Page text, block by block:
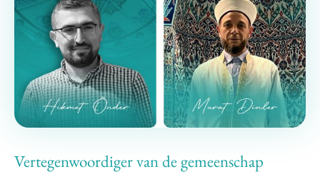
Vertegenwoordiger van de gemeenschap